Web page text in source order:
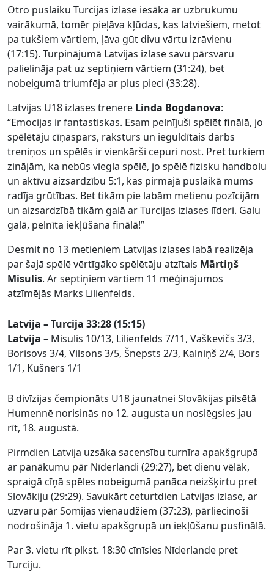
Otro puslaiku Turcijas izlase iesāka ar uzbrukumu
vairākumā, tomēr pieļāva kļūdas, kas latviešiem, metot
pa tukšiem vārtiem, ļāva gūt divu vārtu izrāvienu
(17:15). Turpinājumā Latvijas izlase savu pārsvaru
palielināja pat uz septiņiem vārtiem (31:24), bet
nobeigumā triumfēja ar plus pieci (33:28).
Latvijas U18 izlases trenere Linda Bogdanova:
“Emocijas ir fantastiskas. Esam pelnījuši spēlēt finālā, jo
spēlētāju cīņaspars, raksturs un ieguldītais darbs
treniņos un spēlēs ir vienkārši cepuri nost. Pret turkiem
zinājām, ka nebūs viegla spēlē, jo spēlē fizisku handbolu
un aktīvu aizsardzību 5:1, kas pirmajā puslaikā mums
radīja grūtības. Bet tikām pie labām metienu pozīcijām
un aizsardzībā tikām galā ar Turcijas izlases līderi. Galu
galā, pelnīta iekļūšana finālā!”
Desmit no 13 metieniem Latvijas izlases labā realizēja
par šajā spēlē vērtīgāko spēlētāju atzītais Mārtiņš
Misulis. Ar septiņiem vārtiem 11 mēģinājumos
atzīmējās Marks Lilienfelds.
Latvija – Turcija 33:28 (15:15)
Latvija – Misulis 10/13, Lilienfelds 7/11, Vaškevičs 3/3,
Borisovs 3/4, Vilsons 3/5, Šnepsts 2/3, Kalniņš 2/4, Bors
1/1, Kušners 1/1
B divīzijas čempionāts U18 jaunatnei Slovākijas pilsētā
Humennē norisinās no 12. augusta un noslēgsies jau
rīt, 18. augustā.
Pirmdien Latvija uzsāka sacensību turnīra apakšgrupā
ar panākumu pār Nīderlandi (29:27), bet dienu vēlāk,
spraigā cīņā spēles nobeigumā panāca neizšķirtu pret
Slovākiju (29:29). Savukārt ceturtdien Latvijas izlase, ar
uzvaru pār Somijas vienaudžiem (37:23), pārliecinoši
nodrošināja 1. vietu apakšgrupā un iekļūšanu pusfinālā.
Par 3. vietu rīt plkst. 18:30 cīnīsies Nīderlande pret
Turciju.